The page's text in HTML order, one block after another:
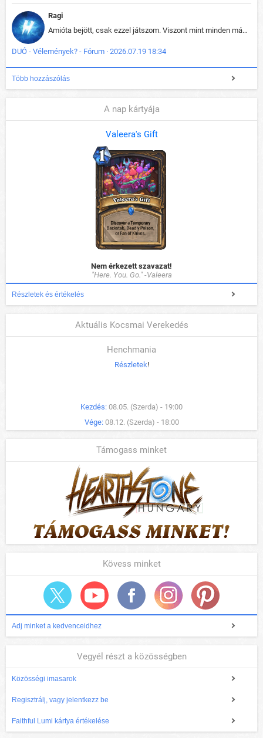
Ragi
Amióta bejött, csak ezzel játszom. Viszont mint minden más - akár az alapjáték is, ez is baromira összetett lett. Néha már pár kör után is esélytelen az egész. Vagy irreállisan túltápol valaki, vagy lelép a partner, vagy csak hülye mint a segg. És amikor eljönne az én időm, na akkor jön el mindenki másé is. Engem jobban érdekelne, hogy ki milyen ratingen szokott játszani. Na ez lenne egy érdekes adat.
DUÓ - Vélemények? - Fórum · 2026.07.19 18:34
Több hozzászólás
A nap kártyája
Valeera's Gift
Nem érkezett szavazat!
"Here. You. Go." -Valeera
Részletek és értékelés
Aktuális Kocsmai Verekedés
Henchmania
Részletek!
Kezdés: 08.05. (Szerda) - 19:00
Vége: 08.12. (Szerda) - 18:00
Támogass minket
Kövess minket
Adj minket a kedvenceidhez
Vegyél részt a közösségben
Közösségi imasarok
Regisztrálj, vagy jelentkezz be
Faithful Lumi kártya értékelése